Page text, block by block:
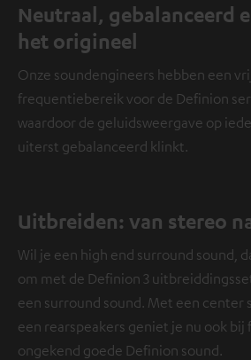
Neutraal, gebalanceerd
het origineel
Onze soundengineers hebben een
frequentiebereik voor de Definion
waardoor de geluidsweergave op
uiterst gebalanceerd klinkt.
Uitbreiden: van stereo
Wil je een high end surround sound,
om met de Definion 3
een surround sound. Met een center
een rearspeakers geniet je nu ook bij
ongekend goede Definion sound.